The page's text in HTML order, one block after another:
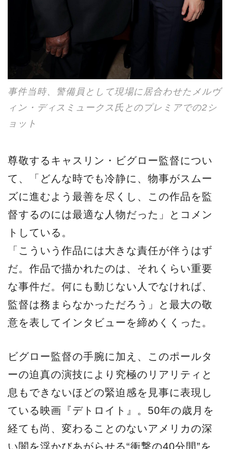
事件当時、警備員として現場に居合わせたメルヴ
ィン・ディスミュークス氏とのプレミアでの2シ
ョット
尊敬するキャスリン・ビグロー監督につい
て、「どんな時でも冷静に、物事がスムー
ズに進むよう最善を尽くし、この作品を監
督するのには最適な人物だった」とコメン
トしている。
「こういう作品には大きな責任が伴うはず
だ。作品で描かれたのは、それくらい重要
な事件だ。何にも動じない人でなければ、
監督は務まらなかっただろう」と最大の敬
意を表してインタビューを締めくくった。
ビグロー監督の手腕に加え、このポールタ
ーの迫真の演技により究極のリアリティと
息もできないほどの緊迫感を見事に表現し
ている映画『デトロイト』。50年の歳月を
経ても尚、変わることのないアメリカの深
い闇を浮かびあがらせる“衝撃の40分間”を、